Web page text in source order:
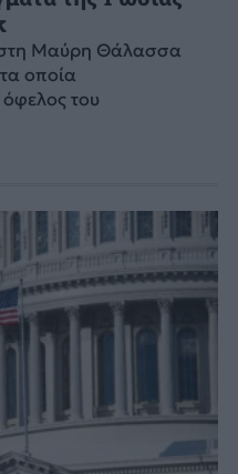
Μαύρη Θάλασσα
οποία
του